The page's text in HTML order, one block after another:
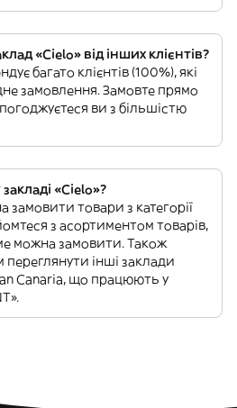
«Cielo» від інших клієнтів?
багато клієнтів (100%), які
замовлення. Замовте прямо
ви з більшістю
«Cielo»?
замовити товари з категорії
з асортиментом товарів,
можна замовити. Також
інші заклади
Canaria, що працюють у